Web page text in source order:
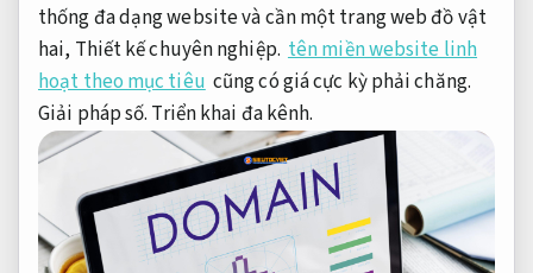
thống đa dạng website và cần một trang web đồ vật
hai, Thiết kế chuyên nghiệp. tên miền website linh
hoạt theo mục tiêu cũng có giá cực kỳ phải chăng.
Giải pháp số. Triển khai đa kênh.